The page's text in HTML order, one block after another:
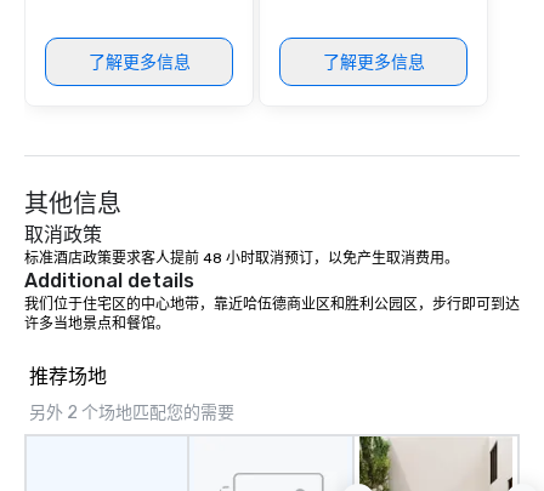
了解更多信息 了解更多信息
其他信息
取消政策
标准酒店政策要求客人提前 48 小时取消预订，以免产生取消费用。
Additional details
我们位于住宅区的中心地带，靠近哈伍德商业区和胜利公园区，步行即可到达
许多当地景点和餐馆。
推荐场地
另外 2 个场地匹配您的需要